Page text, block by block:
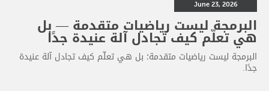
June 23, 2026
البرمجة ليست رياضيات متقدمة — بل
هي تعلّم كيف تجادل آلة عنيدة جدًا
البرمجة ليست رياضيات متقدمة؛ بل هي تعلّم كيف تجادل آلة عنيدة
جدًا.